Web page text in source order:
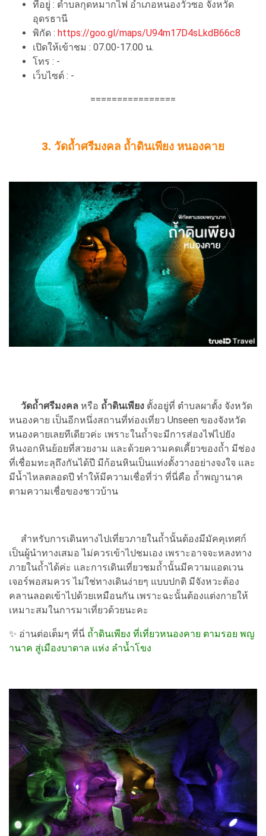
ที่อยู่ : ตำบลกุดหมากไฟ อำเภอหนองวัวซอ จังหวัด
อุดรธานี
พิกัด : https://goo.gl/maps/U94m17D4sLkdB66c8
เปิดให้เข้าชม : 07.00-17.00 น.
โทร : -
เว็บไซต์ : -
================
3. วัดถ้ำศรีมงคล ถ้ำดินเพียง หนองคาย
วัดถ้ำศรีมงคล หรือ ถ้ำดินเพียง ตั้งอยู่ที่ ตำบลผาตั้ง จังหวัด
หนองคาย เป็นอีกหนึ่งสถานที่ท่องเที่ยว Unseen ของจังหวัด
หนองคายเลยทีเดียวค่ะ เพราะในถ้ำจะมีการส่องไฟไปยัง
หินงอกหินย้อยที่สวยงาม และด้วยความคดเคี้ยวของถ้ำ มีช่อง
ที่เชื่อมทะลุถึงกันได้ปี มีก้อนหินเป็นแท่งตั้งวางอย่างจงใจ และ
มีน้ำไหลตลอดปี ทำให้มีความเชื่อที่ว่า ที่นี่คือ ถ้ำพญานาค
ตามความเชื่อของชาวบ้าน
สำหรับการเดินทางไปเที่ยวภายในถ้ำนั้นต้องมีมัคคุเทศก์
เป็นผู้นำทางเสมอ ไม่ควรเข้าไปชมเอง เพราะอาจจะหลงทาง
ภายในถ้ำได้ค่ะ และการเดินเที่ยวชมถ้ำนั้นมีความแอดเวน
เจอร์พอสมควร ไม่ใช่ทางเดินง่ายๆ แบบปกติ มีจังหวะต้อง
คลานลอดเข้าไปด้วยเหมือนกัน เพราะฉะนั้นต้องแต่งกายให้
เหมาะสมในการมาเที่ยวด้วยนะคะ
✨ อ่านต่อเต็มๆ ที่นี่ ถ้ำดินเพียง ที่เที่ยวหนองคาย ตามรอย พญ
านาค สู่เมืองบาดาล แห่ง ลำน้ำโขง